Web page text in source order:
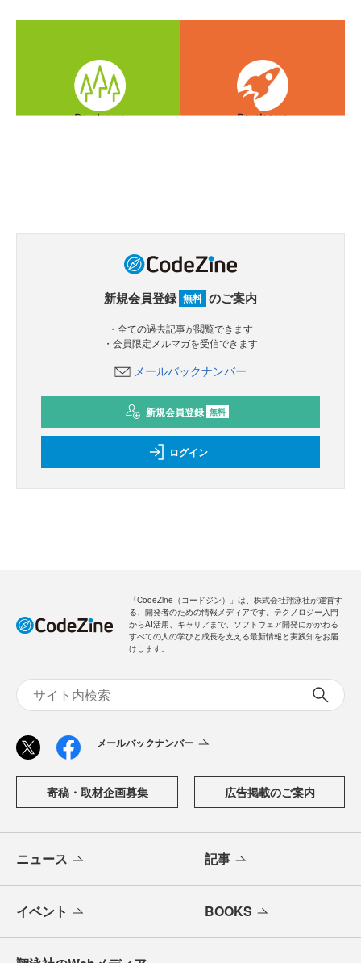
新規会員登録 無料 のご案内
・全ての過去記事が閲覧できます
・会員限定メルマガを受信できます
メールバックナンバー
新規会員登録 無料
ログイン
「CodeZine（コードジン）」は、株式会社翔泳社が運営す
る、開発者のための情報メディアです。テクノロジー入門
からAI活用、キャリアまで、ソフトウェア開発にかかわる
すべての人の学びと成長を支える最新情報と実践知をお届
けします。
メールバックナンバー
寄稿・取材企画募集 広告掲載のご案内
ニュース 記事
イベント BOOKS